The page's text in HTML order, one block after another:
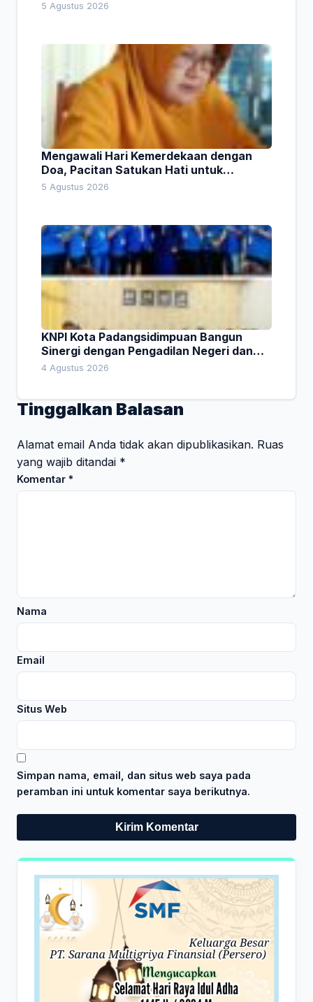
5 Agustus 2026
Mengawali Hari Kemerdekaan dengan
Doa, Pacitan Satukan Hati untuk
Indonesia
5 Agustus 2026
KNPI Kota Padangsidimpuan Bangun
Sinergi dengan Pengadilan Negeri dan
DPRD
4 Agustus 2026
Tinggalkan Balasan
Alamat email Anda tidak akan dipublikasikan. Ruas
yang wajib ditandai *
Komentar *
Nama
Email
Situs Web
Simpan nama, email, dan situs web saya pada
peramban ini untuk komentar saya berikutnya.